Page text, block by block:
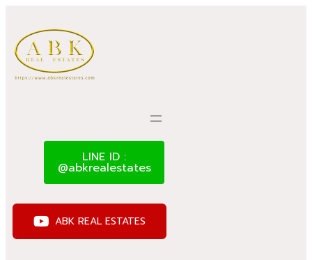
LINE ID :
@abkrealestates
ABK REAL ESTATES